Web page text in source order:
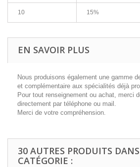
10 15%
EN SAVOIR PLUS
Nous produisons également une gamme
et complémentaire aux spécialités déjà
Pour tout renseignement ou achat, merci
directement par téléphone ou mail.
Merci de votre compréhension.
30 AUTRES PRODUITS
CATÉGORIE :